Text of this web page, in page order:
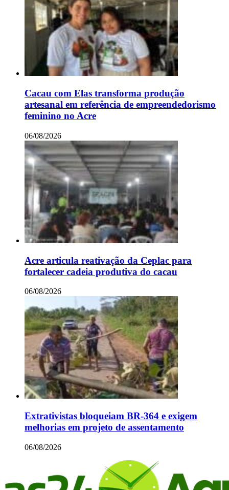
Cacau com Elas transforma produção
artesanal em referência de empreendedorismo
feminino no Acre
06/08/2026
Acre articula reativação da Ceplac para
fortalecer cadeia produtiva do cacau
06/08/2026
Extrativistas bloqueiam BR-364 e exigem
melhorias em projeto de assentamento
06/08/2026